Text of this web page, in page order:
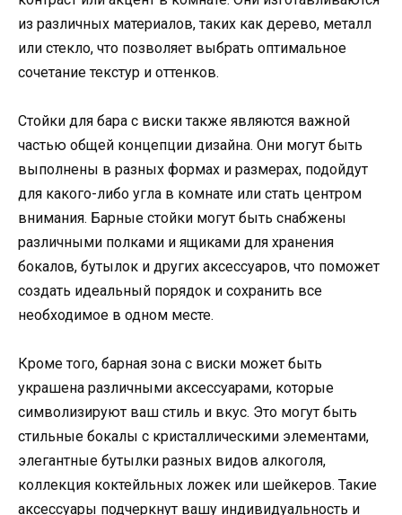
из различных материалов, таких как дерево, металл
или стекло, что позволяет выбрать оптимальное
сочетание текстур и оттенков.
Стойки для бара с виски также являются важной
частью общей концепции дизайна. Они могут быть
выполнены в разных формах и размерах, подойдут
для какого-либо угла в комнате или стать центром
внимания. Барные стойки могут быть снабжены
различными полками и ящиками для хранения
бокалов, бутылок и других аксессуаров, что поможет
создать идеальный порядок и сохранить все
необходимое в одном месте.
Кроме того, барная зона с виски может быть
украшена различными аксессуарами, которые
символизируют ваш стиль и вкус. Это могут быть
стильные бокалы с кристаллическими элементами,
элегантные бутылки разных видов алкоголя,
коллекция коктейльных ложек или шейкеров. Такие
аксессуары подчеркнут вашу индивидуальность и